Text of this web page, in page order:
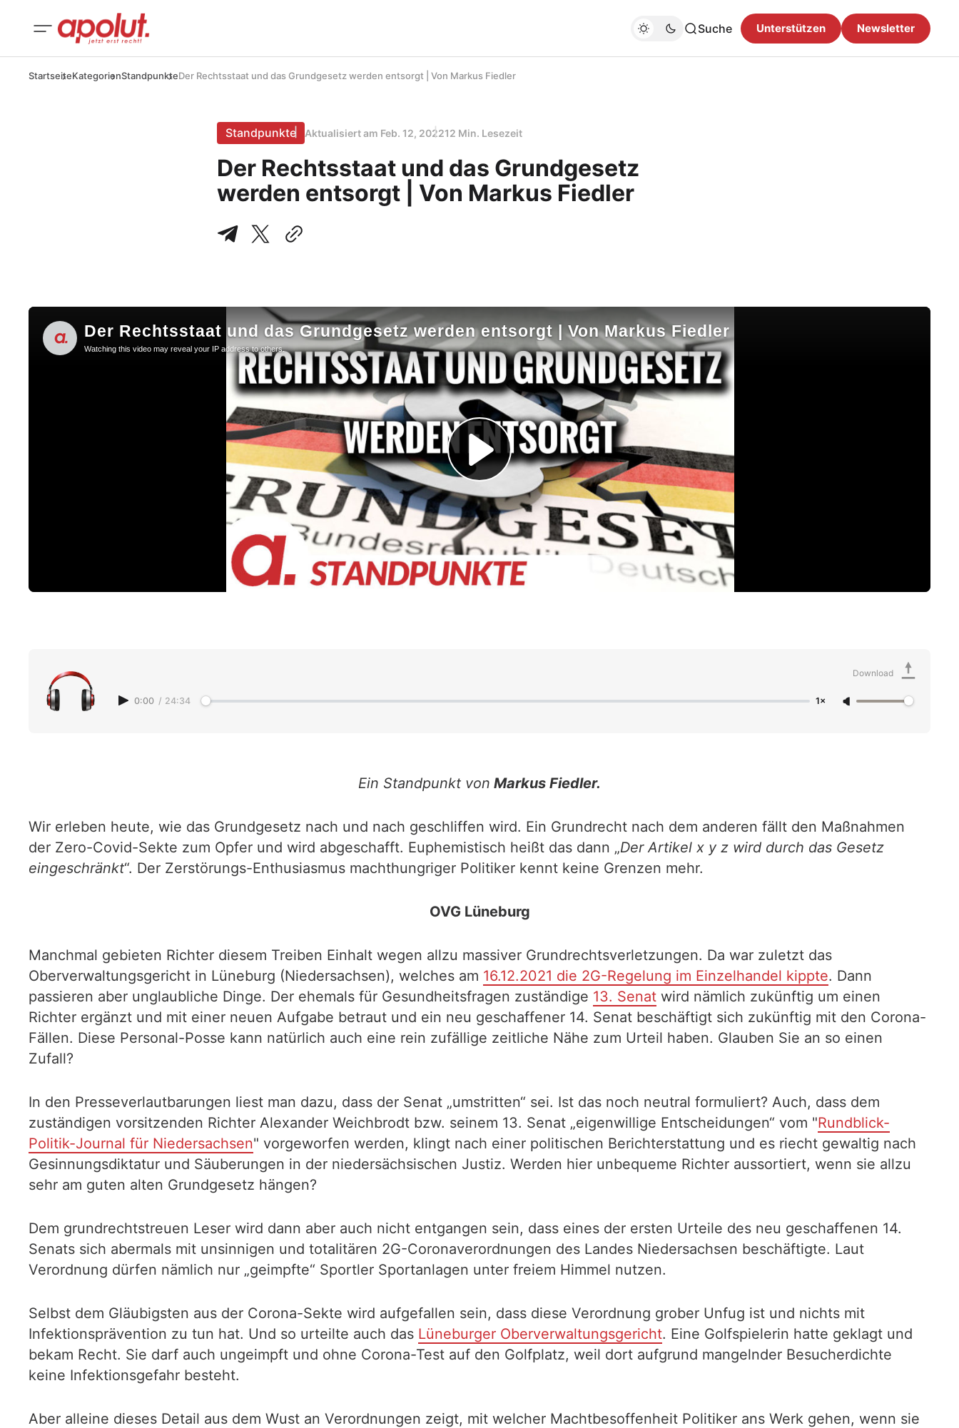
Suche Unterstützen Newsletter
StartseiteKategorienStandpunkteDer Rechtsstaat und das Grundgesetz werden entsorgt | Von Markus Fiedler
Standpunkte Aktualisiert am Feb. 12, 202212 Min. Lesezeit
Der Rechtsstaat und das Grundgesetz
werden entsorgt | Von Markus Fiedler
0:00 / 24:34 1×
Download
Ein Standpunkt von Markus Fiedler.
Wir erleben heute, wie das Grundgesetz nach und nach geschliffen wird. Ein Grundrecht nach dem anderen fällt den Maßnahmen
der Zero-Covid-Sekte zum Opfer und wird abgeschafft. Euphemistisch heißt das dann „Der Artikel x y z wird durch das Gesetz
eingeschränkt“. Der Zerstörungs-Enthusiasmus machthungriger Politiker kennt keine Grenzen mehr.
OVG Lüneburg
Manchmal gebieten Richter diesem Treiben Einhalt wegen allzu massiver Grundrechtsverletzungen. Da war zuletzt das
Oberverwaltungsgericht in Lüneburg (Niedersachsen), welches am 16.12.2021 die 2G-Regelung im Einzelhandel kippte. Dann
passieren aber unglaubliche Dinge. Der ehemals für Gesundheitsfragen zuständige 13. Senat wird nämlich zukünftig um einen
Richter ergänzt und mit einer neuen Aufgabe betraut und ein neu geschaffener 14. Senat beschäftigt sich zukünftig mit den Corona-
Fällen. Diese Personal-Posse kann natürlich auch eine rein zufällige zeitliche Nähe zum Urteil haben. Glauben Sie an so einen
Zufall?
In den Presseverlautbarungen liest man dazu, dass der Senat „umstritten“ sei. Ist das noch neutral formuliert? Auch, dass dem
zuständigen vorsitzenden Richter Alexander Weichbrodt bzw. seinem 13. Senat „eigenwillige Entscheidungen“ vom "Rundblick-
Politik-Journal für Niedersachsen" vorgeworfen werden, klingt nach einer politischen Berichterstattung und es riecht gewaltig nach
Gesinnungsdiktatur und Säuberungen in der niedersächsischen Justiz. Werden hier unbequeme Richter aussortiert, wenn sie allzu
sehr am guten alten Grundgesetz hängen?
Dem grundrechtstreuen Leser wird dann aber auch nicht entgangen sein, dass eines der ersten Urteile des neu geschaffenen 14.
Senats sich abermals mit unsinnigen und totalitären 2G-Coronaverordnungen des Landes Niedersachsen beschäftigte. Laut
Verordnung dürfen nämlich nur „geimpfte“ Sportler Sportanlagen unter freiem Himmel nutzen.
Selbst dem Gläubigsten aus der Corona-Sekte wird aufgefallen sein, dass diese Verordnung grober Unfug ist und nichts mit
Infektionsprävention zu tun hat. Und so urteilte auch das Lüneburger Oberverwaltungsgericht. Eine Golfspielerin hatte geklagt und
bekam Recht. Sie darf auch ungeimpft und ohne Corona-Test auf den Golfplatz, weil dort aufgrund mangelnder Besucherdichte
keine Infektionsgefahr besteht.
Aber alleine dieses Detail aus dem Wust an Verordnungen zeigt, mit welcher Machtbesoffenheit Politiker ans Werk gehen, wenn sie